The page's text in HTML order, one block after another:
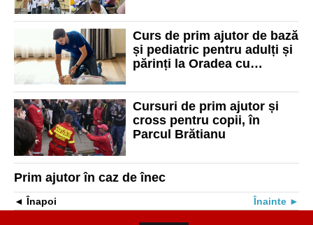
rurale
Curs de prim ajutor de bază
și pediatric pentru adulți și
părinți la Oradea cu
Cursuri de prim ajutor și
cross pentru copii, în
Parcul Brătianu
Prim ajutor în caz de înec
Înapoi Înainte